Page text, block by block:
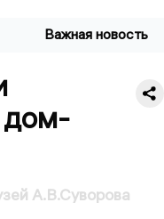
Важная новость
дом-
А.В.Суворова